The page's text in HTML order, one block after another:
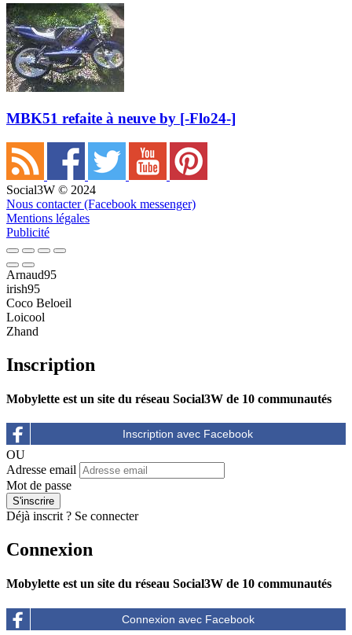
MBK51 refaite à neuve by [-Flo24-]
Social3W © 2024
Nous contacter (Facebook messenger)
Mentions légales
Publicité
Arnaud95
irish95
Coco Beloeil
Loicool
Zhand
Inscription
Mobylette est un site du réseau Social3W de 10 communautés
OU
Adresse email
Mot de passe
Déjà inscrit ? Se connecter
Connexion
Mobylette est un site du réseau Social3W de 10 communautés